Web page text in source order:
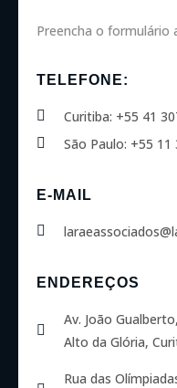
Preencha o formulário
TELEFONE:
Curitiba: +55 41
São Paulo: +55 11
E-MAIL
ENDEREÇOS
Av. João
Alto da Glória,
Rua das